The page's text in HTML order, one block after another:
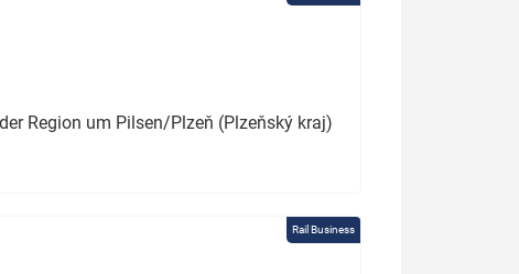
Region um Pilsen/Plzeň (Plzeňský kraj)
Rail Business